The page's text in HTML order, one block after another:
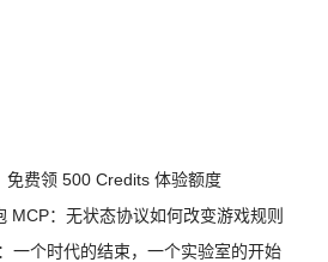
免费领 500 Credits 体验额度
MCP：无状态协议如何改变游戏规则
一个时代的结束，一个实验室的开始